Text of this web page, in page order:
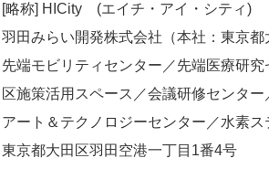
] HICity (エイチ・アイ・シティ)
みらい開発株式会社（本社：東京都
モビリティセンター／先端医療研究
活用スペース／会議研修センター
＆テクノロジーセンター／水素ス
都大田区羽田空港一丁目1番4号